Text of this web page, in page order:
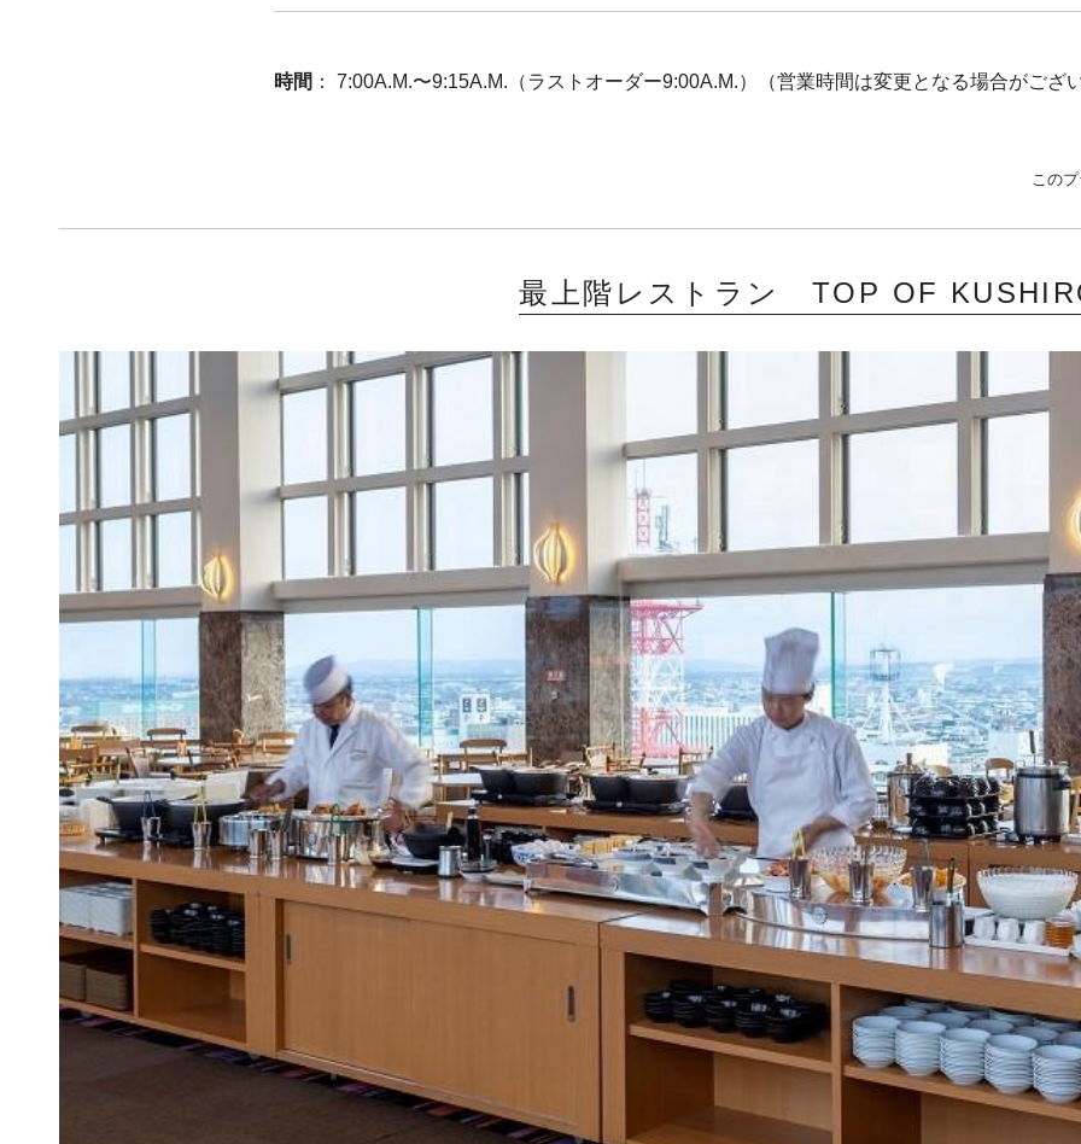
時間 ： 7:00A.M.〜9:15A.M.（ラストオーダー9:00A.M.）（営業時間は変更となる場合がござ
この
最上階レストラン TOP OF